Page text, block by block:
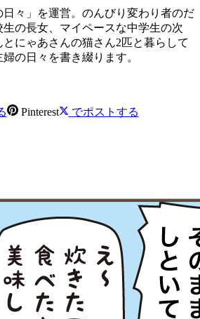
々」を運営。のんびり変わり者のだ
の長女、マイペースな中学生の次
にゃあさんの猫さん2匹と暮らして
の日々を書き綴ります。
Pinterest でポストする